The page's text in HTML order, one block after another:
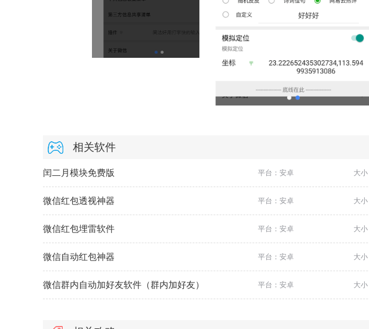
相关软件
闰二月模块免费版 平台：安卓 大
微信红包透视神器 平台：安卓 大
微信红包埋雷软件 平台：安卓 大
微信自动红包神器 平台：安卓 大
微信群内自动加好友软件（群内加好友） 平台：安卓 大